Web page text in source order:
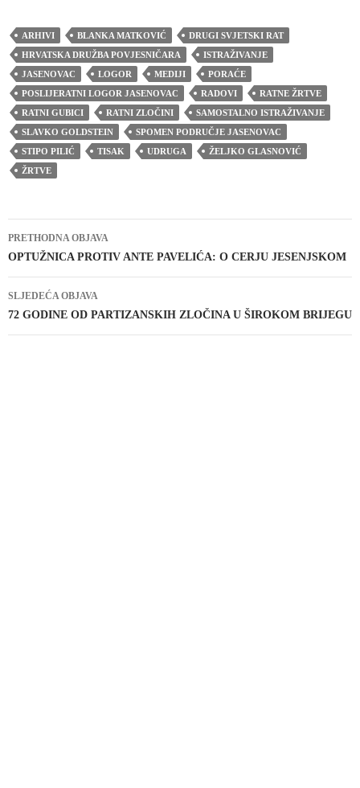
ARHIVI BLANKA MATKOVIĆ
DRUGI SVJETSKI RAT
HRVATSKA DRUŽBA POVJESNIČARA
ISTRAŽIVANJE
JASENOVAC
LOGOR MEDIJI
PORAĆE
POSLIJERATNI LOGOR JASENOVAC
RADOVI
RATNE ŽRTVE
RATNI GUBICI
RATNI ZLOČINI
SAMOSTALNO ISTRAŽIVANJE
SLAVKO GOLDSTEIN
SPOMEN PODRUČJE JASENOVAC
STIPO PILIĆ
TISAK UDRUGA
ŽELJKO GLASNOVIĆ
ŽRTVE
Navigacija
objava
PRETHODNA OBJAVA
OPTUŽNICA PROTIV ANTE PAVELIĆA: O CERJU JESENJSKOM
SLJEDEĆA OBJAVA
72 GODINE OD PARTIZANSKIH ZLOČINA U ŠIROKOM BRIJEGU